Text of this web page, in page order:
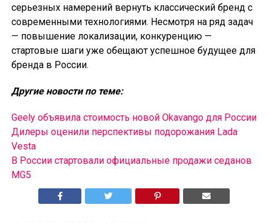
серьезных намерений вернуть классический бренд с
современными технологиями. Несмотря на ряд задач
— повышение локализации, конкуренцию —
стартовые шаги уже обещают успешное будущее для
бренда в России.
Другие новости по теме:
Geely объявила стоимость новой Okavango для России
Дилеры оценили перспективы подорожания Lada
Vesta
В России cтартовали официальные продажи седанов
MG5